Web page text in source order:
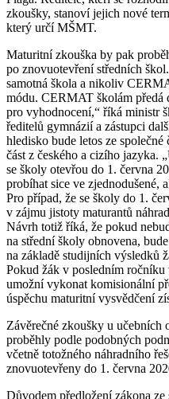
zkoušky, stanoví jejich nové
který určí MŠMT.
Maturitní zkouška by pak
po znovuotevření středních
samotná škola a nikoliv
módu. CERMAT školám předá
pro vyhodnocení,“ říká ministr
ředitelů gymnázií a zástupci
hledisko bude letos ze
část z českého a cizího jazyka.
se školy otevřou do 1. června
probíhat sice ve zjednodušené,
Pro případ, že se školy do 1.
v zájmu jistoty maturantů
Návrh totiž říká, že pokud
na střední školy obnovena,
na základě studijních výsledků
Pokud žák v posledním
umožní vykonat komisionální
úspěchu maturitní vysvědčení
Závěrečné zkoušky u učebních
proběhly podle podobných
včetně totožného náhradního
znovuotevřeny do 1. června
Důvodem předložení zákona